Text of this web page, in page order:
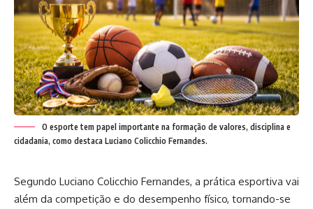
O esporte tem papel importante na formação de valores, disciplina e
cidadania, como destaca Luciano Colicchio Fernandes.
Segundo Luciano Colicchio Fernandes, a prática esportiva vai
além da competição e do desempenho físico, tornando-se